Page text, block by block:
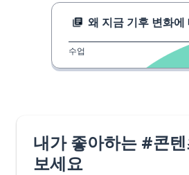
왜 지금 기후 변화에 대해 걱
수업
내가 좋아하는 #콘
보세요